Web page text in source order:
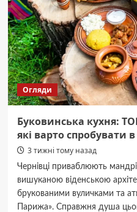
тіла
8-
річного
Ігоря
Лопанчука.
Огляди
Буковинська кухня:
які варто спробувати
3 тижні тому назад
Чернівці приваблюють
вишуканою віденською
брукованими вуличками та
Парижа». Справжня душа